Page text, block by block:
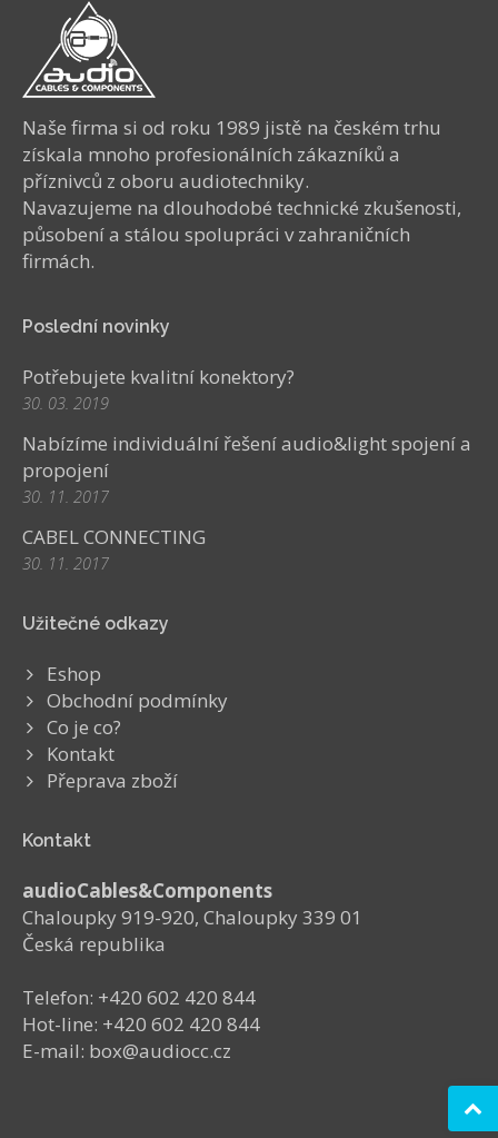
Naše firma si od roku 1989 jistě na českém trhu
získala mnoho profesionálních zákazníků a
příznivců z oboru audiotechniky.
Navazujeme na dlouhodobé technické zkušenosti,
působení a stálou spolupráci v zahraničních
firmách.
Poslední novinky
Potřebujete kvalitní konektory?
30. 03. 2019
Nabízíme individuální řešení audio&light spojení a
propojení
30. 11. 2017
CABEL CONNECTING
30. 11. 2017
Užitečné odkazy
Eshop
Obchodní podmínky
Co je co?
Kontakt
Přeprava zboží
Kontakt
audioCables&Components
Chaloupky 919-920, Chaloupky 339 01
Česká republika
Telefon: +420 602 420 844
Hot-line: +420 602 420 844
E-mail: box@audiocc.cz